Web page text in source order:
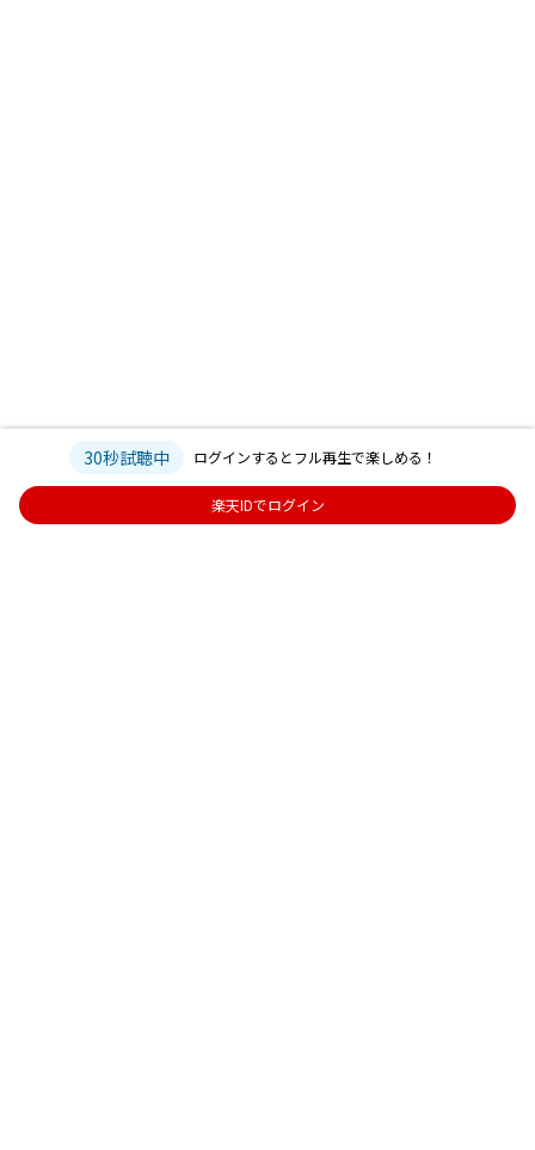
30秒試聴中 ログインするとフル再生で楽しめる！
楽天IDでログイン